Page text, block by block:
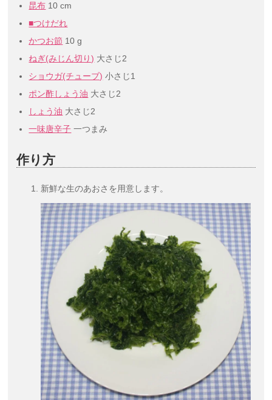
昆布 10 cm
■つけだれ
かつお節 10 g
ねぎ(みじん切り) 大さじ2
ショウガ(チューブ) 小さじ1
ポン酢しょう油 大さじ2
しょう油 大さじ2
一味唐辛子 一つまみ
作り方
新鮮な生のあおさを用意します。